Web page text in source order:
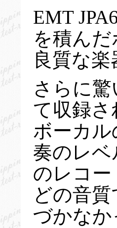
EMT
を積ん
良質な
さらに
て収録
ボーカ
奏のレベ
のレコ
どの音
づかな